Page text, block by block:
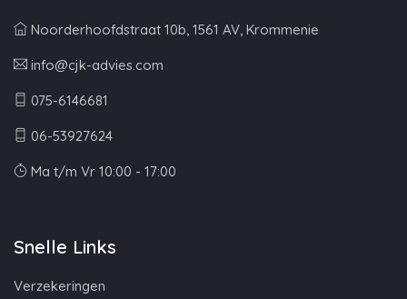
Noorderhoofdstraat 10b, 1561 AV, Krommenie
info@cjk-advies.com
075-6146681
06-53927624
Ma t/m Vr 10:00 - 17:00
Snelle Links
Verzekeringen